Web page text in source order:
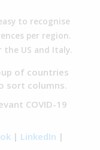
to recognise
per region.
the US and Italy.
of countries
sort columns.
COVID-19
| LinkedIn |